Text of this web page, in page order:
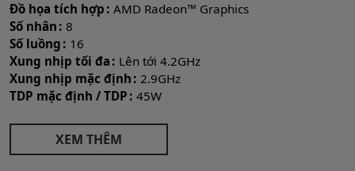
Đồ họa tích hợp AMD Radeon™ Graphics
Số nhân 8
Số luồng
16
Xung nhịp tối đa
Lên tới 4.2GHz
Xung nhịp mặc định 2.9GHz
TDP mặc định / TDP 45W
XEM THÊM